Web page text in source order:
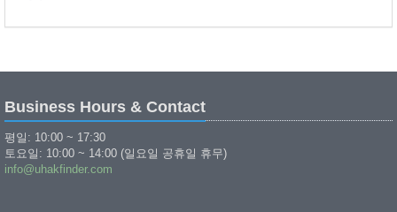
Business Hours & Contact
평일: 10:00 ~ 17:30
토요일: 10:00 ~ 14:00 (일요일 공휴일 휴무)
info@uhakfinder.com